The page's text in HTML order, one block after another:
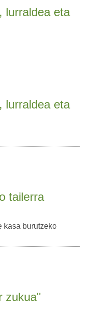
lurraldea eta
lurraldea eta
tailerra
kasa burutzeko
zukua"